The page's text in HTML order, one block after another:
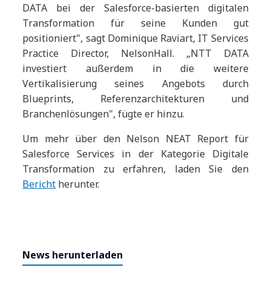
DATA bei der Salesforce-basierten digitalen
Transformation für seine Kunden gut
positioniert", sagt Dominique Raviart, IT Services
Practice Director, NelsonHall. „NTT DATA
investiert außerdem in die weitere
Vertikalisierung seines Angebots durch
Blueprints, Referenzarchitekturen und
Branchenlösungen", fügte er hinzu.
Um mehr über den Nelson NEAT Report für
Salesforce Services in der Kategorie Digitale
Transformation zu erfahren, laden Sie den
Bericht herunter.
News herunterladen